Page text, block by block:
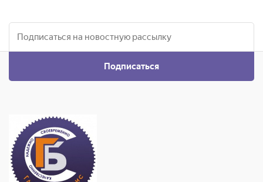
Подписаться